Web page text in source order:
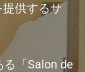
供するサ
「Salon de